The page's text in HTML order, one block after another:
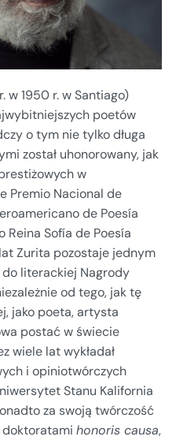
w 1950 r. w Santiago)
poetów
o tym nie tylko długa
został uhonorowany, jak
w
Premio Nacional de
de Poesía
Reina Sofía de Poesía
Zurita pozostaje jednym
literackiej Nagrody
od tego, jak tę
jako poeta, artysta
postać w świecie
wiele lat wykładał
i opiniotwórczych
Stanu Kalifornia
za swoją twórczość
doktoratamihonoris causa,